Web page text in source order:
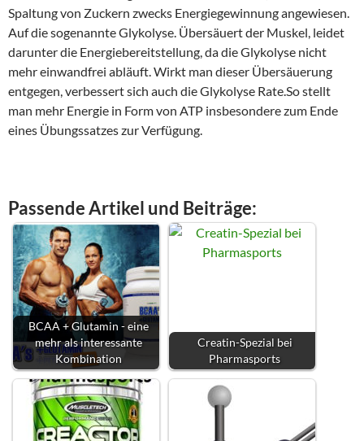
Spaltung von Zuckern zwecks Energiegewinnung angewiesen.
Auf die sogenannte Glykolyse. Übersäuert der Muskel, leidet
darunter die Energiebereitstellung, da die Glykolyse nicht
mehr einwandfrei abläuft. Wirkt man dieser Übersäuerung
entgegen, verbessert sich auch die Glykolyse Rate.So stellt
man mehr Energie in Form von ATP insbesondere zum Ende
eines Übungssatzes zur Verfügung.
Passende Artikel und Beiträge:
BCAA + Glutamin - eine
mehr als interessante
Kombination
Creatin-Spezial bei
Pharmasports